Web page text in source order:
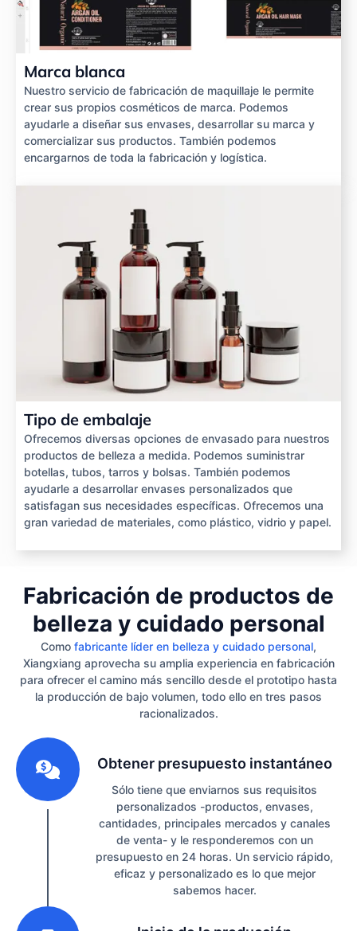
Marca blanca
Nuestro servicio de fabricación de maquillaje le permite
crear sus propios cosméticos de marca. Podemos
ayudarle a diseñar sus envases, desarrollar su marca y
comercializar sus productos. También podemos
encargarnos de toda la fabricación y logística.
Tipo de embalaje
Ofrecemos diversas opciones de envasado para nuestros
productos de belleza a medida. Podemos suministrar
botellas, tubos, tarros y bolsas. También podemos
ayudarle a desarrollar envases personalizados que
satisfagan sus necesidades específicas. Ofrecemos una
gran variedad de materiales, como plástico, vidrio y papel.
Fabricación de productos de
belleza y cuidado personal
Como fabricante líder en belleza y cuidado personal,
Xiangxiang aprovecha su amplia experiencia en fabricación
para ofrecer el camino más sencillo desde el prototipo hasta
la producción de bajo volumen, todo ello en tres pasos
racionalizados.
Obtener presupuesto instantáneo
Sólo tiene que enviarnos sus requisitos
personalizados -productos, envases,
cantidades, principales mercados y canales
de venta- y le responderemos con un
presupuesto en 24 horas. Un servicio rápido,
eficaz y personalizado es lo que mejor
sabemos hacer.